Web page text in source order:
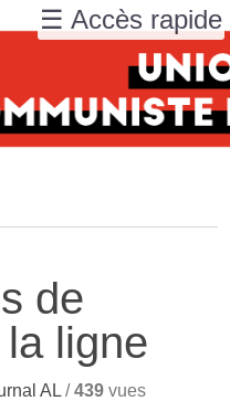
de
la ligne
AL /439 vues
☰ Accès rapide